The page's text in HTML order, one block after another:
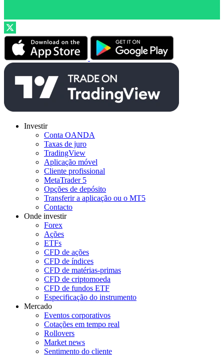
Investir
Conta OANDA
Taxas de juro
TradingView
Aplicação móvel
Cliente profissional
MetaTrader 5
Opções de depósito
Transferir a aplicação ou o MT5
Contacto
Onde investir
Forex
Ações
ETFs
CFD de ações
CFD de índices
CFD de matérias-primas
CFD de criptomoeda
CFD de fundos ETF
Especificação do instrumento
Mercado
Eventos corporativos
Cotações em tempo real
Rollovers
Market news
Sentimento do cliente